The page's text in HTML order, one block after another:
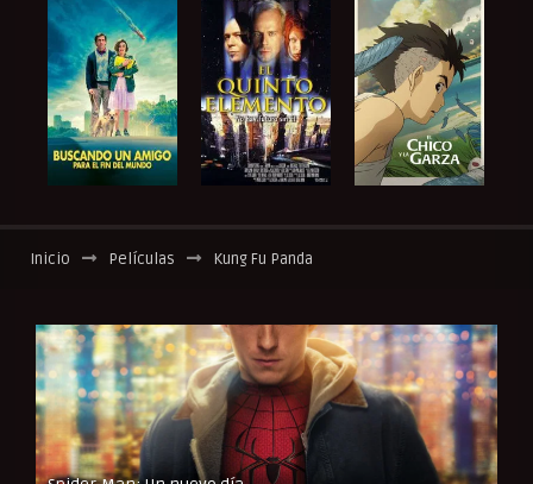
Inicio Películas Kung Fu Panda